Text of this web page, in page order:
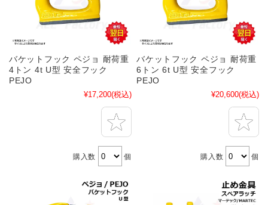
バケットフック ペジョ 耐荷重
4トン 4t U型 安全フック
PEJO
¥17,200(税込)
購入数 個
バケットフック ペジョ 耐荷重
6トン 6t U型 安全フック
PEJO
¥20,600(税込)
購入数 個